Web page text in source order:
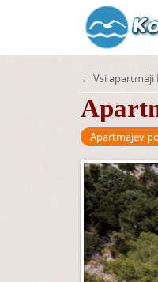
← Vsi apartmaji
Apartmajev